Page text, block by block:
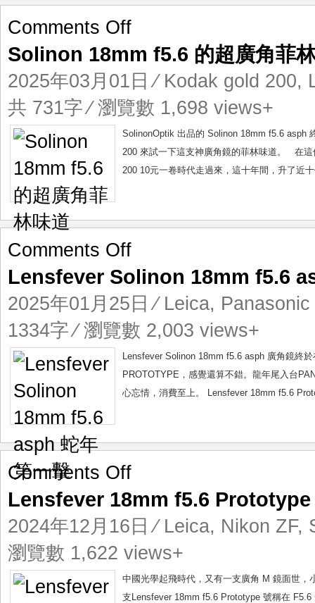
Comments Offon
18mm
的
超
廣
角
味
Solinon 18mm f5.6 的超廣角菲
2025年03月01日 ⁄ Kodak gold 200,
共 731字 ⁄ 瀏覽數 1,698 views+
SolinonOptik 出品的 Solinon 18mm f5.6 asph
200 來試一下這支神廣角鏡的菲林味道。 在
200 10元一卷時代走過來，這十年間，升了近
Comments Offon
Solinon
f5.6
asph
蛇
年
擊
Lensfever Solinon 18mm f5.6
2025年01月25日 ⁄ Leica, Panasonic
1334字 ⁄ 瀏覽數 2,003 views+
Lensfever Solinon 18mm f5.6 asph 廣角鏡終
PROTOTYPE，感覺還算不錯。龍年尾入台
心忘情，消費至上。 Lensfever 18mm f5.6
Comments Offon
18mm
Prototype
首
試
Lensfever 18mm f5.6 Prototype
2024年12月16日 ⁄ Leica, Nikon ZF,
瀏覽數 1,622 views+
中國光學起飛時代，又有一支廣角 M 鏡面世
支Lensfever 18mm f5.6 Prototype 號稱在